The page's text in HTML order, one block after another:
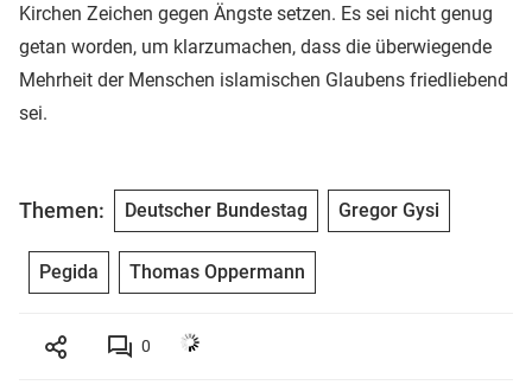
Kirchen Zeichen gegen Ängste setzen. Es sei nicht genug
getan worden, um klarzumachen, dass die überwiegende
Mehrheit der Menschen islamischen Glaubens friedliebend
sei.
Themen: Deutscher Bundestag Gregor Gysi
Pegida Thomas Oppermann
0